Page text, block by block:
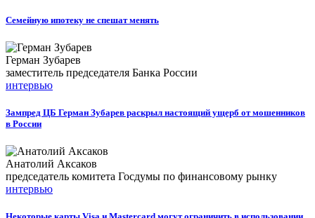
Семейную ипотеку не спешат менять
Герман Зубарев
заместитель председателя Банка России
интервью
Зампред ЦБ Герман Зубарев раскрыл настоящий ущерб от мошенников
в России
Анатолий Аксаков
председатель комитета Госдумы по финансовому рынку
интервью